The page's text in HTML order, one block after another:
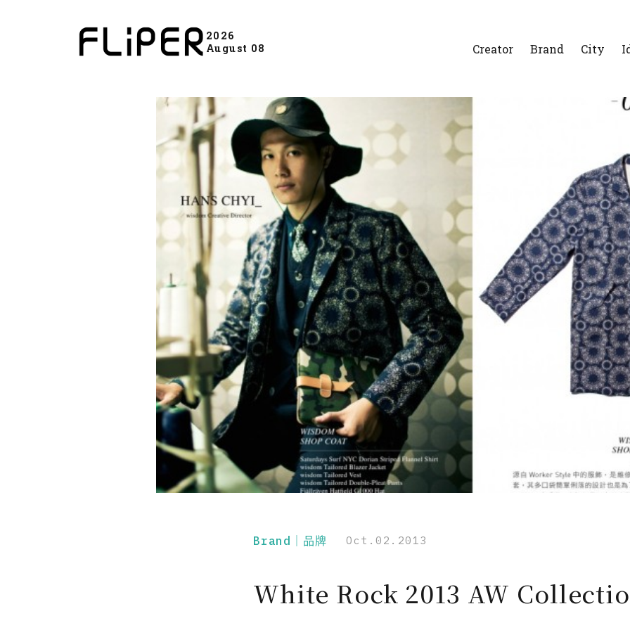
2026
August 08
Creator Brand City
Brand｜品牌 Oct.02.2013
White Rock 2013 AW